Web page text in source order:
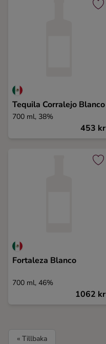
Tequila Corralejo Blanco
700 ml, 38%
453 kr
Fortaleza Blanco
700 ml, 46%
1062 kr
« Tillbaka